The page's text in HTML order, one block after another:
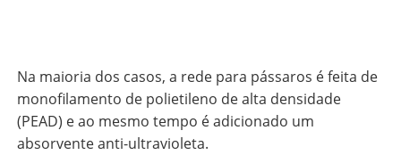
Na maioria dos casos, a rede para pássaros é feita de
monofilamento de polietileno de alta densidade
(PEAD) e ao mesmo tempo é adicionado um
absorvente anti-ultravioleta.